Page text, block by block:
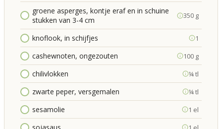
groene asperges, kontje eraf en in schuine
stukken van 3-4 cm
350 g
knoflook, in schijfjes 1
cashewnoten, ongezouten 100 g
chilivlokken ¼ tl
zwarte peper, versgemalen ¼ tl
sesamolie 1 el